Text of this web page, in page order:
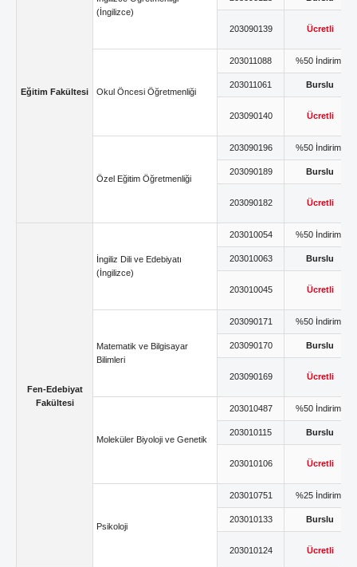
Eğitim Fakültesi
(İngilizce)
203090139 Ücretli
Okul Öncesi Öğretmenliği
203011088 %50 İndirimli
203011061 Burslu
203090140 Ücretli
Özel Eğitim Öğretmenliği
203090196 %50 İndirimli
203090189 Burslu
203090182 Ücretli
Fen-Edebiyat
Fakültesi
İngiliz Dili ve Edebiyatı
(İngilizce)
203010054 %50 İndirimli
203010063 Burslu
203010045 Ücretli
Matematik ve Bilgisayar
Bilimleri
203090171 %50 İndirimli
203090170 Burslu
203090169 Ücretli
Moleküler Biyoloji ve Genetik
203010487 %50 İndirimli
203010115 Burslu
203010106 Ücretli
Psikoloji
203010751 %25 İndirimli
203010133 Burslu
203010124 Ücretli